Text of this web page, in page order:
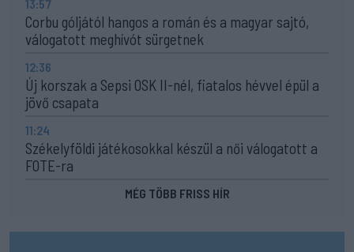
13:57
Corbu góljától hangos a román és a magyar sajtó,
válogatott meghívót sürgetnek
12:36
Új korszak a Sepsi OSK II-nél, fiatalos hévvel épül a
jövő csapata
11:24
Székelyföldi játékosokkal készül a női válogatott a
FOTE-ra
MÉG TÖBB FRISS HÍR